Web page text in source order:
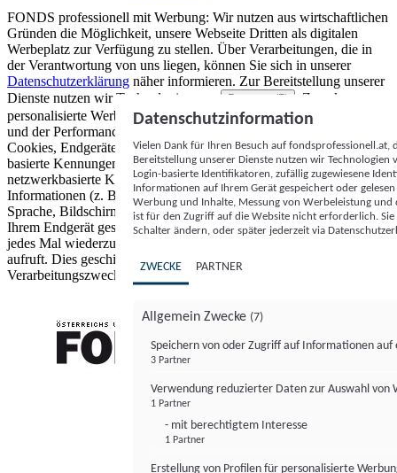
FONDS professionell mit Werbung: Wir nutzen aus wirtschaftlichen
Gründen die Möglichkeit, unsere Webseite Dritten als digitalen
Werbeplatz zur Verfügung zu stellen. Über Verarbeitungen, die in
der Verantwortung von uns liegen, können Sie sich in unserer
Datenschutzerklärung näher informieren. Zur Bereitstellung unserer
Dienste nutzen wir Technologien von
Partnern (5)
. Zwecke:
personalisierte Werbung und Inhalte, Messung von Werbeleistung
und der Performance von Inhalten sowie Zielgruppenforschung.
Cookies, Endgeräte- oder ähnliche Online-Kennungen (z. B. login-
basierte Kennungen, zufällig generierte Kennungen,
netzwerkbasierte Kennungen) können zusammen mit anderen
Informationen (z. B. Browsertyp und Browserinformationen,
Sprache, Bildschirmgröße, unterstützte Technologien usw.) auf
Ihrem Endgerät gespeichert oder von dort ausgelesen werden, um es
jedes Mal wiederzuerkennen, wenn es eine App oder einer Webseite
aufruft. Dies geschieht für einen oder mehrere der hier aufgeführten
Verarbeitungszwecke.
Datenschutzinformation
Vielen Dank für Ihren Besuch auf
Bereitstellung unserer Dienste nutzen wir Technologien
Login-basierte Identifikatoren, zufällig zugewiesene
Informationen auf Ihrem Gerät gespeichert oder
Werbung und Inhalte, Messung von Werbeleistung
ist für den Zugriff auf die Website nicht erforderlich.
Schalter ändern, oder später jederzeit via
ZWECKE PARTNER
Allgemein Zwecke (7)
Speichern von oder Zugriff auf Informationen auf
3 Partner
Verwendung reduzierter Daten zur Auswahl von
1 Partner
- mit berechtigtem Interesse
1 Partner
Erstellung von Profilen für personalisierte
FONDS professionell